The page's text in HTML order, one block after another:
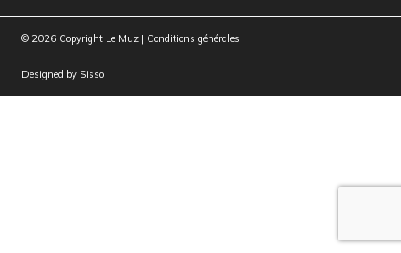
© 2026 Copyright Le Muz | Conditions générales
Designed by Sisso